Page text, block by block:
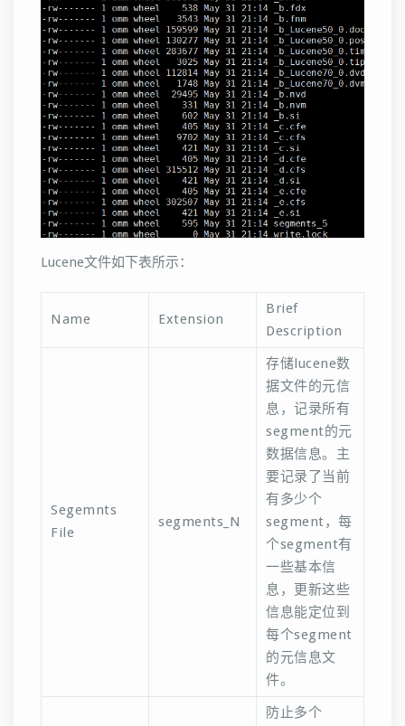
Lucene文件如下表所示：
Name Extension
Brief
Description
Segemnts
File
segments_N
存储lucene数
据文件的元信
息，记录所有
segment的元
数据信息。主
要记录了当前
有多少个
segment，每
个segment有
一些基本信
息，更新这些
信息能定位到
每个segment
的元信息文
件。
防止多个